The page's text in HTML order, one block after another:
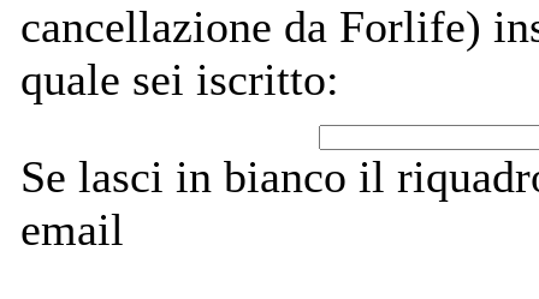
cancellazione da Forlife)
quale sei iscritto:
Se lasci in bianco il
email